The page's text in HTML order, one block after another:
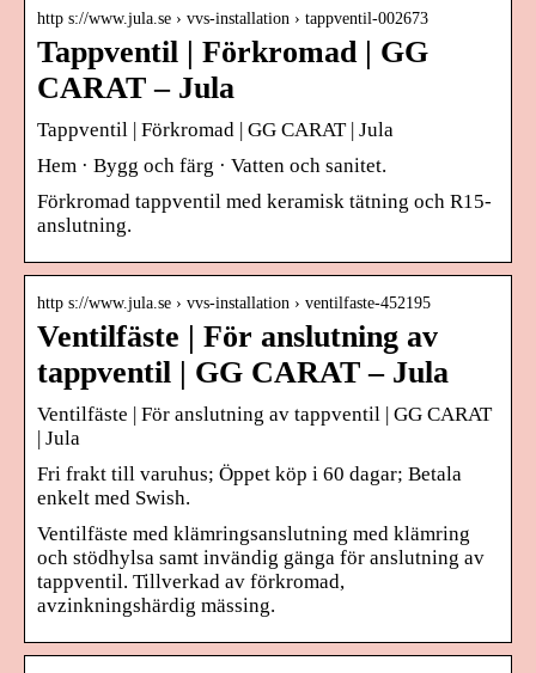
http s://www.jula.se › vvs-installation › tappventil-002673
Tappventil | Förkromad | GG
CARAT – Jula
Tappventil | Förkromad | GG CARAT | Jula
Hem · Bygg och färg · Vatten och sanitet.
Förkromad tappventil med keramisk tätning och R15-
anslutning.
http s://www.jula.se › vvs-installation › ventilfaste-452195
Ventilfäste | För anslutning av
tappventil | GG CARAT – Jula
Ventilfäste | För anslutning av tappventil | GG CARAT
| Jula
Fri frakt till varuhus; Öppet köp i 60 dagar; Betala
enkelt med Swish.
Ventilfäste med klämringsanslutning med klämring
och stödhylsa samt invändig gänga för anslutning av
tappventil. Tillverkad av förkromad,
avzinkningshärdig mässing.